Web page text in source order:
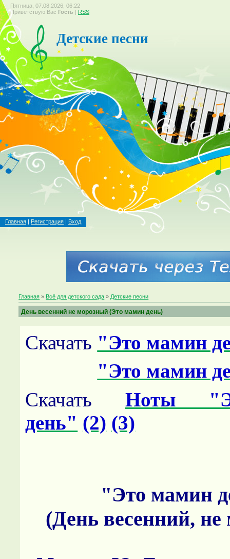
Пятница, 07.08.2026, 06:22
Приветствую Вас Гость | RSS
Детские песни
Главная | Регистрация | Вход
Главная » Всё для детского сада » Детские песни
День весенний не морозный (Это мамин день)
Скачать "Это мамин
"Это мамин
Скачать Ноты
день" (2) (3)
"Это мамин
(День весенний,